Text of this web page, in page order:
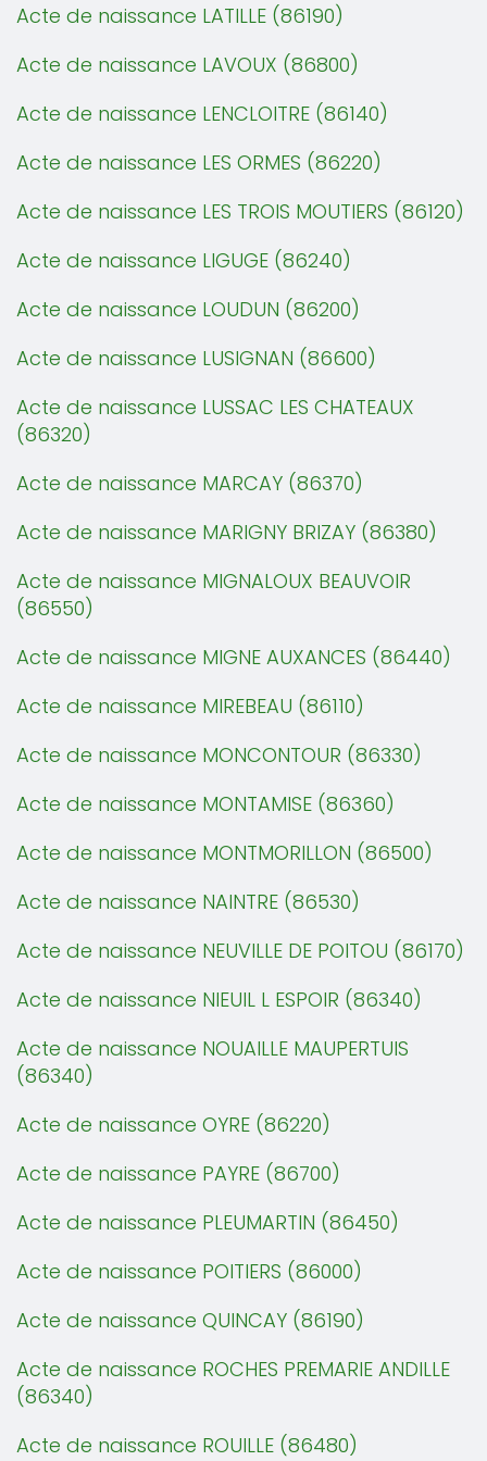
Acte de naissance LATILLE (86190)
Acte de naissance LAVOUX (86800)
Acte de naissance LENCLOITRE (86140)
Acte de naissance LES ORMES (86220)
Acte de naissance LES TROIS MOUTIERS (86120)
Acte de naissance LIGUGE (86240)
Acte de naissance LOUDUN (86200)
Acte de naissance LUSIGNAN (86600)
Acte de naissance LUSSAC LES CHATEAUX
(86320)
Acte de naissance MARCAY (86370)
Acte de naissance MARIGNY BRIZAY (86380)
Acte de naissance MIGNALOUX BEAUVOIR
(86550)
Acte de naissance MIGNE AUXANCES (86440)
Acte de naissance MIREBEAU (86110)
Acte de naissance MONCONTOUR (86330)
Acte de naissance MONTAMISE (86360)
Acte de naissance MONTMORILLON (86500)
Acte de naissance NAINTRE (86530)
Acte de naissance NEUVILLE DE POITOU (86170)
Acte de naissance NIEUIL L ESPOIR (86340)
Acte de naissance NOUAILLE MAUPERTUIS
(86340)
Acte de naissance OYRE (86220)
Acte de naissance PAYRE (86700)
Acte de naissance PLEUMARTIN (86450)
Acte de naissance POITIERS (86000)
Acte de naissance QUINCAY (86190)
Acte de naissance ROCHES PREMARIE ANDILLE
(86340)
Acte de naissance ROUILLE (86480)